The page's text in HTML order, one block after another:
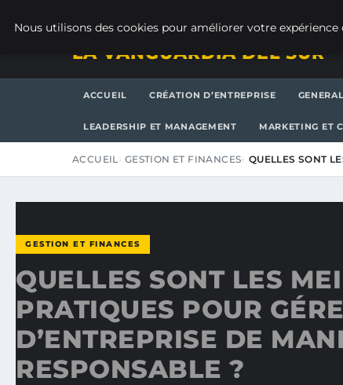
LA VANGUARDIA DEL SUR
ACCUEIL CRÉATION D’ENTREPRISE GENERAL
LEADERSHIP ET MANAGEMENT MARKETING ET
ACCUEIL GESTION ET FINANCES QUELLES SONT
GESTION ET FINANCES
QUELLES SONT LES
PRATIQUES POUR
D’ENTREPRISE DE
RESPONSABLE ?
Nous utilisons des cookies pour améliorer votre